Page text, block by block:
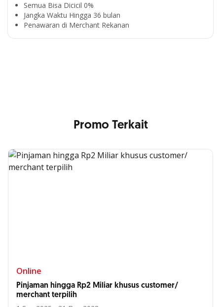
Semua Bisa Dicicil 0%
Jangka Waktu Hingga 36 bulan
Penawaran di Merchant Rekanan
Segala Kemudahan Ada
di Satu Genggaman
Promo Terkait
Online
Pinjaman hingga Rp2 Miliar khusus customer/
merchant terpilih